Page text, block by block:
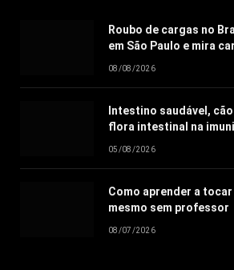
Roubo de cargas no
em São Paulo e mira
08/08/2026
Intestino saudável,
flora intestinal na
05/08/2026
Como aprender a
mesmo sem professor
08/07/2026